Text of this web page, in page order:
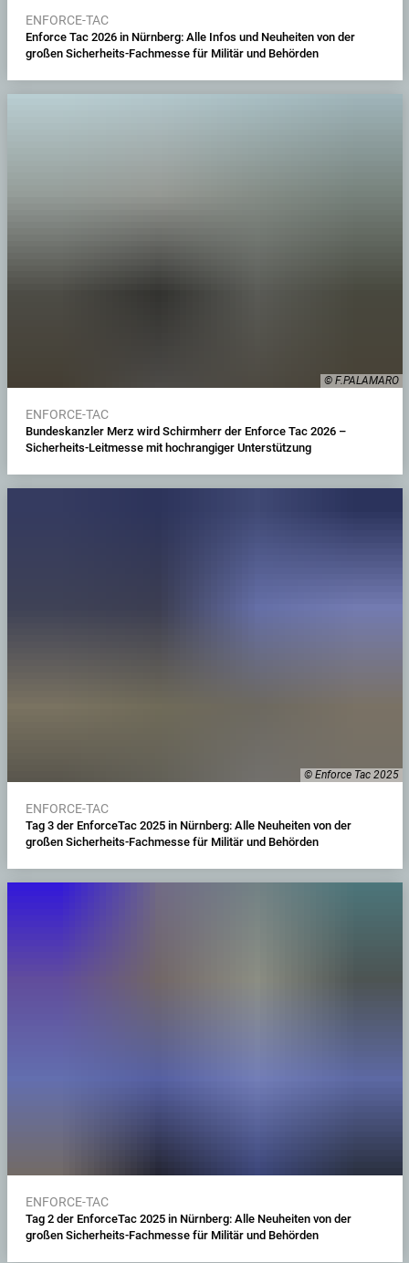
ENFORCE-TAC
Enforce Tac 2026 in Nürnberg: Alle Infos und Neuheiten von der
großen Sicherheits-Fachmesse für Militär und Behörden
© F.PALAMARO
ENFORCE-TAC
Bundeskanzler Merz wird Schirmherr der Enforce Tac 2026 –
Sicherheits-Leitmesse mit hochrangiger Unterstützung
© Enforce Tac 2025
ENFORCE-TAC
Tag 3 der EnforceTac 2025 in Nürnberg: Alle Neuheiten von der
großen Sicherheits-Fachmesse für Militär und Behörden
ENFORCE-TAC
Tag 2 der EnforceTac 2025 in Nürnberg: Alle Neuheiten von der
großen Sicherheits-Fachmesse für Militär und Behörden